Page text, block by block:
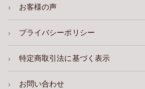
お客様の声
プライバシーポリシー
特定商取引法に基づく表示
お問い合わせ